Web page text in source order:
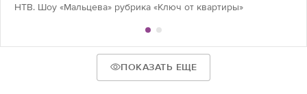
НТВ. Шоу «Мальцева» рубрика «Ключ от квартиры»
ПОКАЗАТЬ ЕЩЕ